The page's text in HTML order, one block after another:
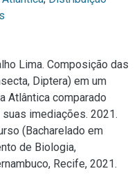
Lima. Composição das
Diptera) em um
Atlântica comparado
imediações. 2021.
(Bacharelado em
de Biologia,
Recife, 2021.